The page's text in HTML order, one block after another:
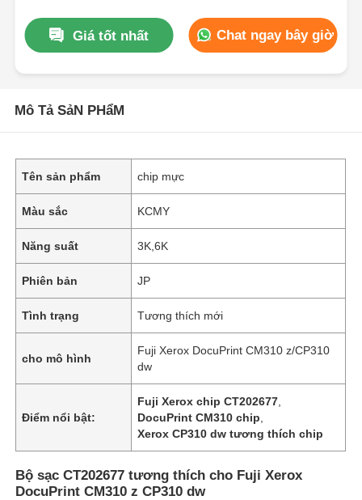
Giá tốt nhất Chat ngay bây giờ
Mô Tả SảN PHẩM
Tên sản phẩm chip mực
Màu sắc KCMY
Năng suất 3K,6K
Phiên bản JP
Tình trạng Tương thích mới
cho mô hình
Fuji Xerox DocuPrint CM310 z/CP310
dw
Điểm nổi bật:
Fuji Xerox chip CT202677
DocuPrint CM310 chip
Xerox CP310 dw tương thích chip
Bộ sạc CT202677 tương thích cho Fuji Xerox
DocuPrint CM310 z CP310 dw